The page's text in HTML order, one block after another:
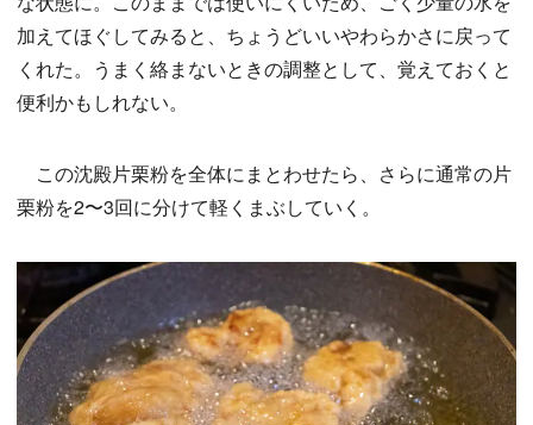
加えてほぐしてみると、ちょうどいいやわらかさに戻って
くれた。うまく絡まないときの調整として、覚えておくと
便利かもしれない。
この沈殿片栗粉を全体にまとわせたら、さらに通常の片
栗粉を2〜3回に分けて軽くまぶしていく。